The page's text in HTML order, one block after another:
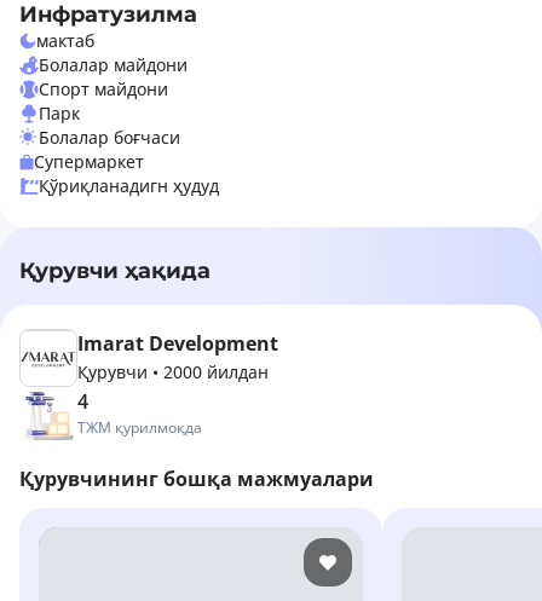
Инфратузилма
мактаб
Болалар майдони
Спорт майдони
Парк
Болалар боғчаси
Супермаркет
Қўриқланадигн ҳудуд
Қурувчи ҳақида
Imarat Development
Қурувчи • 2000 йилдан
4
ТЖМ қурилмоқда
Қурувчининг бошқа мажмуалари